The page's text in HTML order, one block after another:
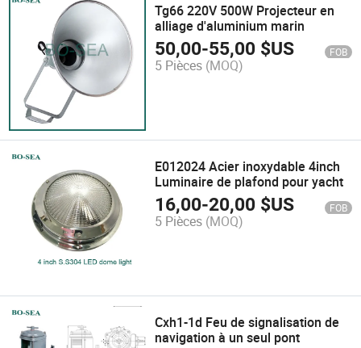
Tg66 220V 500W Projecteur en
alliage d'aluminium marin
50,00-55,00 $US FOB
5 Pièces (MOQ)
E012024 Acier inoxydable 4inch
Luminaire de plafond pour yacht
16,00-20,00 $US FOB
5 Pièces (MOQ)
Cxh1-1d Feu de signalisation de
navigation à un seul pont